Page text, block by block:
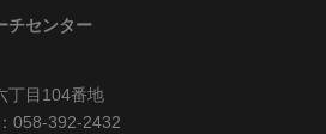
チセンター
丁目104番地
058-392-2432